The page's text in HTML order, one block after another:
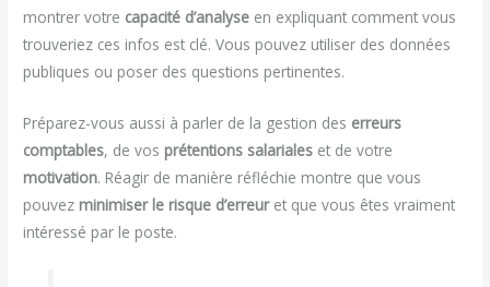
montrer votre capacité d’analyse en expliquant comment vous
trouveriez ces infos est clé. Vous pouvez utiliser des données
publiques ou poser des questions pertinentes.
Préparez-vous aussi à parler de la gestion des erreurs
comptables, de vos prétentions salariales et de votre
motivation. Réagir de manière réfléchie montre que vous
pouvez minimiser le risque d’erreuret que vous êtes vraiment
intéressé par le poste.